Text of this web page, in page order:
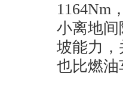
1164Nm
小离地间
坡能力，
也比燃油